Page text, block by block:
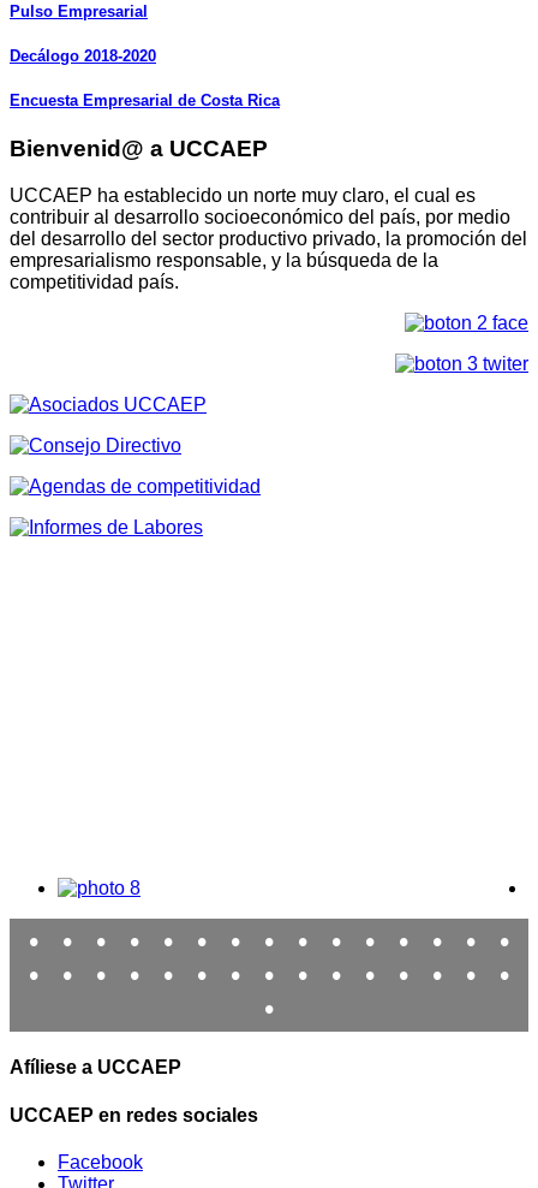
Pulso Empresarial
Decálogo 2018-2020
Encuesta Empresarial de Costa Rica
Bienvenid@ a UCCAEP
UCCAEP ha establecido un norte muy claro, el cual es
contribuir al desarrollo socioeconómico del país, por medio
del desarrollo del sector productivo privado, la promoción del
empresarialismo responsable, y la búsqueda de la
competitividad país.
• • • • • • • • • • • • • •
•
•
• • • • • • • • • • • • •
•
•
Afíliese a UCCAEP
UCCAEP en redes sociales
Facebook
Twitter